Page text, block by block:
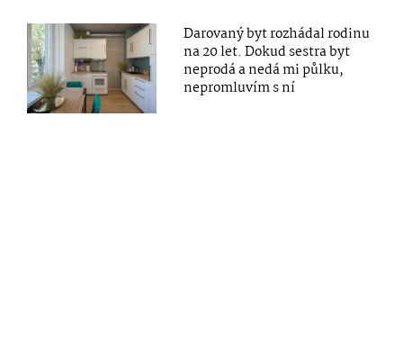
Darovaný byt rozhádal rodinu
na 20 let. Dokud sestra byt
neprodá a nedá mi půlku,
nepromluvím s ní